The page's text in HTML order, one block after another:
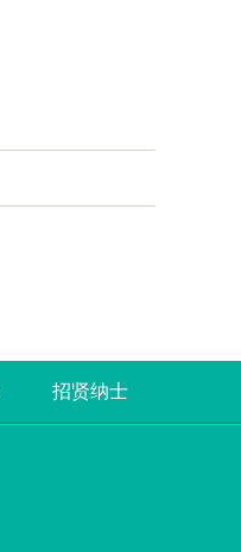
招贤纳士